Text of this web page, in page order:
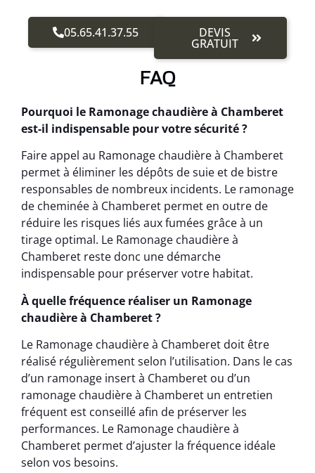
05.65.41.37.55 DEVIS
GRATUIT
FAQ
Pourquoi le Ramonage chaudière à Chamberet
est-il indispensable pour votre sécurité ?
Faire appel au Ramonage chaudière à Chamberet
permet à éliminer les dépôts de suie et de bistre
responsables de nombreux incidents. Le ramonage
de cheminée à Chamberet permet en outre de
réduire les risques liés aux fumées grâce à un
tirage optimal. Le Ramonage chaudière à
Chamberet reste donc une démarche
indispensable pour préserver votre habitat.
À quelle fréquence réaliser un Ramonage
chaudière à Chamberet ?
Le Ramonage chaudière à Chamberet doit être
réalisé régulièrement selon l’utilisation. Dans le cas
d’un ramonage insert à Chamberet ou d’un
ramonage chaudière à Chamberet un entretien
fréquent est conseillé afin de préserver les
performances. Le Ramonage chaudière à
Chamberet permet d’ajuster la fréquence idéale
selon vos besoins.